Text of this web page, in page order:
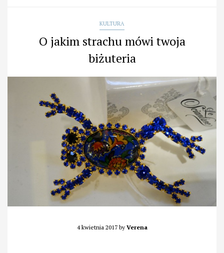
KULTURA
O jakim strachu mówi twoja
biżuteria
4 kwietnia 2017by Verena